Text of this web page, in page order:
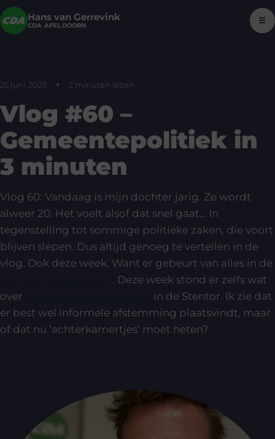
Hans van Gerrevink
CDA APELDOORN
☰
25 juni 2023 2 minuten lezen
Vlog #60 –
Gemeentepolitiek in
3 minuten
Vlog 60: Vandaag is mijn dochter jarig. Ze wordt
alweer 20. Het voelt alsof dat snel gaat… In
tegenstelling tot sommige politieke zaken, die voort
blijven slepen. Dus altijd genoeg te vertellen in de
vlog. Ook deze week. Want er gebeurt van alles in de
. Deze week stond er zelfs wat
over
in de Stentor. Ik zie dat
er best wel informele afstemming plaatsvindt, maar
of dat nu ‘achterkamertjes’ moet heten?